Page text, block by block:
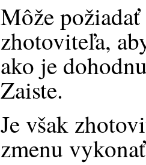
Môže
zhotoviteľa,
ako je
Zaiste.
Je však
zmenu